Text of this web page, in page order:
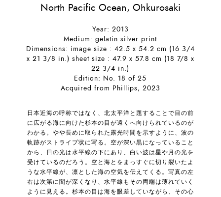
North Pacific Ocean, Ohkurosaki
Year: 2013
Medium: gelatin silver print
Dimensions: image size : 42.5 x 54.2 cm (16 3/4
x 21 3/8 in.) sheet size : 47.9 x 57.8 cm (18 7/8 x
22 3/4 in.)
Edition: No. 18 of 25
Acquired from Phillips, 2023
日本近海の呼称ではなく、北太平洋と題することで目の前
に広がる海に向けた杉本の目が遠くへ向けられているのが
わかる。やや長めに取られた露光時間を示すように、波の
軌跡がストライプ状に写る。空が深い黒になっていること
から、日の光は水平線の下にあり、白い波は星や月の光を
受けているのだろう。空と海とをまっすぐに切り裂いたよ
うな水平線が、凛とした海の空気を伝えてくる。写真の左
右は次第に闇が深くなり、水平線もその両端は薄れていく
ように見える。杉本の目は海を眼差していながら、その心